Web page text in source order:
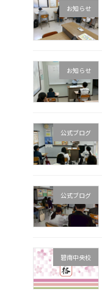
お知らせ
お知らせ
公式ブログ
公式ブログ
碧南中央校